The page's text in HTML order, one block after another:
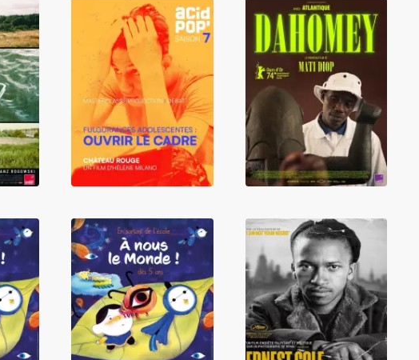
Château Rouge Dahomey
En sortant de
l'école, à nous le
monde !
Ernest Cole,
photographe